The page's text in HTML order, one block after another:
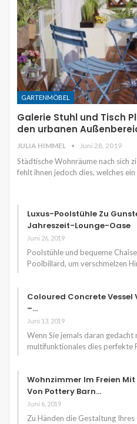
GARTENMÖBEL
Galerie Stuhl und Tisch
den urbanen
JULIA HIMMEL Juni 28, 2019
Städtische Wohnräume nach sich
fehlt ihnen jedoch dies, welches
Luxus-Poolstühle Zu
Jahreszeit-Lounge-Oase
Juni 26, 2019
Poolstühle und bequeme
Poolbillard, um verschmelzen
Coloured Concrete
–…
Juni 13, 2019
Wenn Sie jemals daran gedacht
multifunktionales dies perfekte
Wohnzimmer Im Freien
Von Pottery Barn…
Juni 6, 2019
Zu Händen die Gestaltung